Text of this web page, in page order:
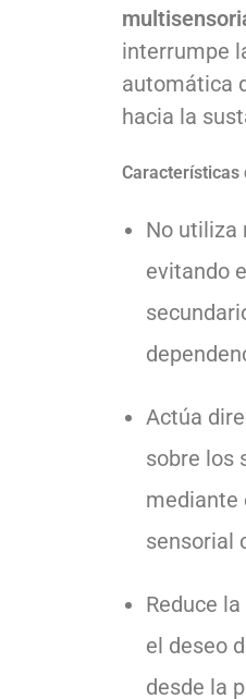
interrumpe
automática
hacia la
No utiliza
evitando
Actúa
sobre los
mediante
sensorial
Reduce
el deseo
desde la